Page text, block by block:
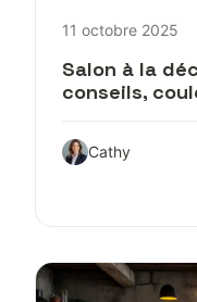
11 octobre 2025
Salon à la
conseils,
Cathy